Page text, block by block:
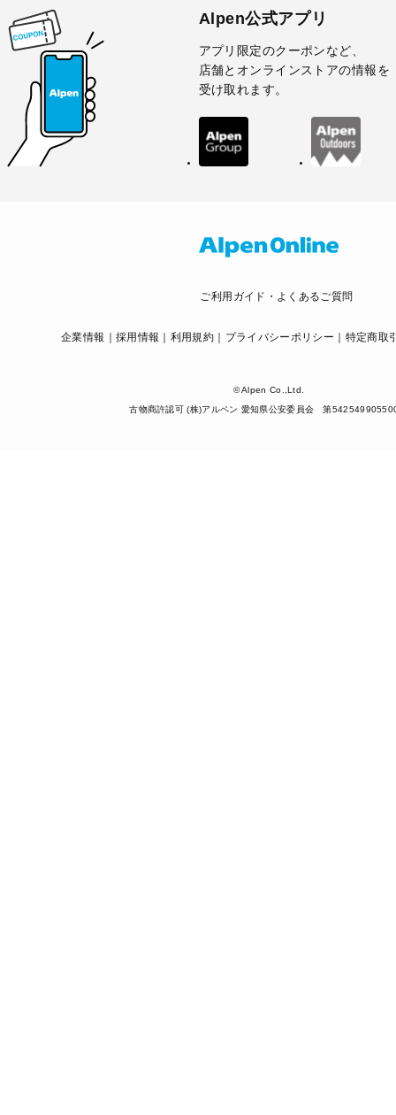
Alpen公式アプリ
アプリ限定のクーポンなど、
店舗とオンラインストアの情報を
受け取れます。
ご利用ガイド・よくあるご質問
企業情報 採用情報 利用規約 プライバシーポリシー 特定商取
© Alpen Co.,Ltd.
古物商許認可 (株)アルペン 愛知県公安委員会 第